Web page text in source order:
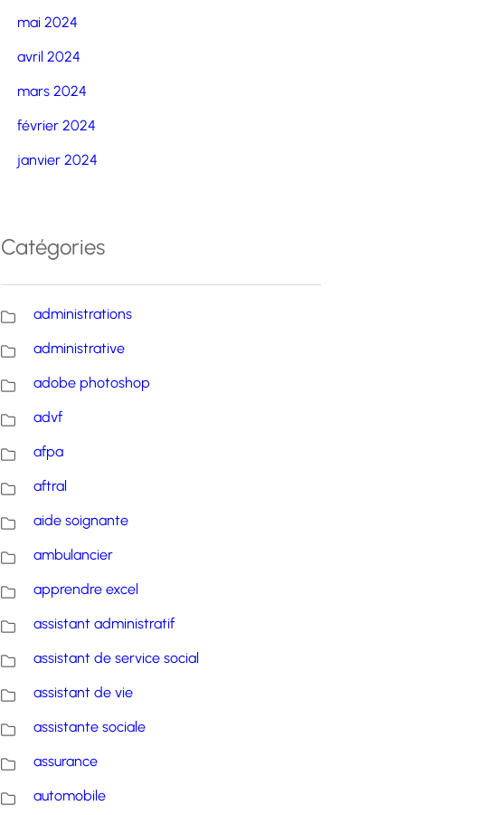
mai 2024
avril 2024
mars 2024
février 2024
janvier 2024
Catégories
administrations
administrative
adobe photoshop
advf
afpa
aftral
aide soignante
ambulancier
apprendre excel
assistant administratif
assistant de service social
assistant de vie
assistante sociale
assurance
automobile